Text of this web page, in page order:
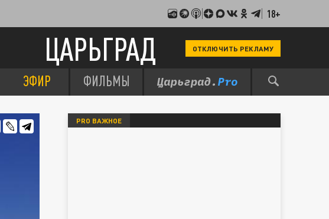
18+
ЦАРЬГРАД ОТКЛЮЧИТЬ РЕКЛАМУ
ЭФИР ФИЛЬМЫ
PRO ВАЖНОЕ